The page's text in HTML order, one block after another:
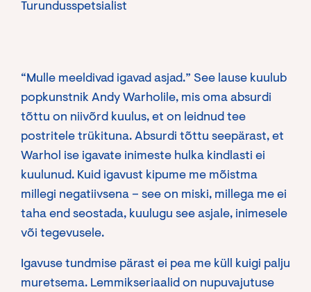
Turundusspetsialist
“Mulle meeldivad igavad asjad.” See lause kuulub
popkunstnik Andy Warholile, mis oma absurdi
tõttu on niivõrd kuulus, et on leidnud tee
postritele trükituna. Absurdi tõttu seepärast, et
Warhol ise igavate inimeste hulka kindlasti ei
kuulunud. Kuid igavust kipume me mõistma
millegi negatiivsena – see on miski, millega me ei
taha end seostada, kuulugu see asjale, inimesele
või tegevusele.
Igavuse tundmise pärast ei pea me küll kuigi palju
muretsema. Lemmikseriaalid on nupuvajutuse